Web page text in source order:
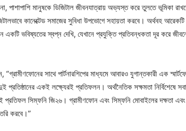
পাশাপাশি মানুষকে ডিজিটাল জীবনযাত্রায় অভ্যস্ত করে তুলতে ভূমিকা
কানেক্টেড সমাজের সুবিধা উপভোগে সহায়তা করবে। অর্থবহ আরেকটি
ভবিষ্যতের স্বপ্ন দেখি, যেখানে প্রযুক্তি প্রতিবন্ধকতা দূর করে
“গ্রামীণফোনের সাথে পার্টনারশিপের মাধ্যমে আবারও যুগান্তকারী এক
প্রতিষ্ঠানের একই লক্ষ্যেরই প্রতিফলন। অর্থনৈতিক সক্ষমতা নির্বিশেষে
সিম্ফনি জি২৬। গ্রামীণফোন এবং সিম্ফনি মোবাইলের দক্ষতা
করবে।”